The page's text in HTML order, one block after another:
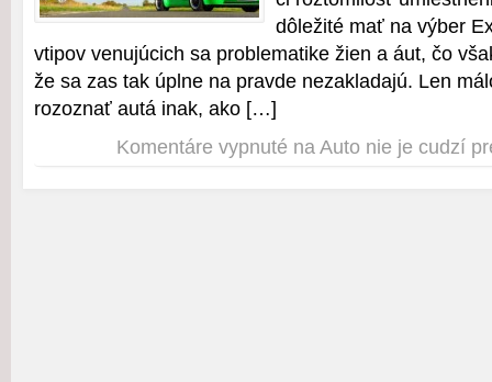
dôležité mať na výber
vtipov venujúcich sa problematike žien a áut, čo
že sa zas tak úplne na pravde nezakladajú. Len
rozoznať autá inak, ako […]
Komentáre vypnuté na Auto nie je cudzí